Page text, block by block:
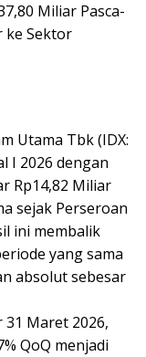
Miliar Pasca-
ke Sektor
Utama Tbk (IDX:
I 2026 dengan
Rp14,82 Miliar
sejak Perseroan
ini membalik
yang sama
absolut sebesar
31 Maret 2026,
QoQ menjadi